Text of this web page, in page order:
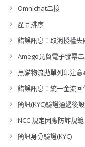
Omnichat串接
產品排序
錯誤訊息：取消授權失
Amego光貿電子發票
黑貓物流拋單列印注意
錯誤訊息：統一金流回
簡訊(KYC)驗證通過後
NCC 規定因應防詐規
簡訊身分驗證(KYC)